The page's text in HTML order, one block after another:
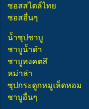
ซอสสไตล์ไทย
ซอสอื่นๆ
น้ำซุปชาบู
ชาบูน้ำดำ
ชาบูทงคตสึ
หม่าล่า
ซุปกระดูกหมูเห็ดหอม
ชาบูอื่นๆ